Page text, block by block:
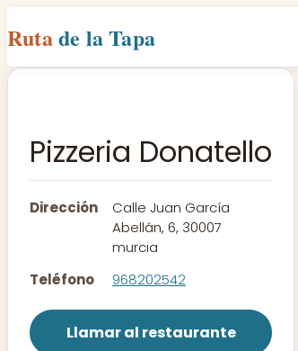
Rutade la Tapa
Pizzeria Donatello
Dirección
Calle Juan García
Abellán, 6, 30007
murcia
Teléfono
968202542
Llamar al restaurante